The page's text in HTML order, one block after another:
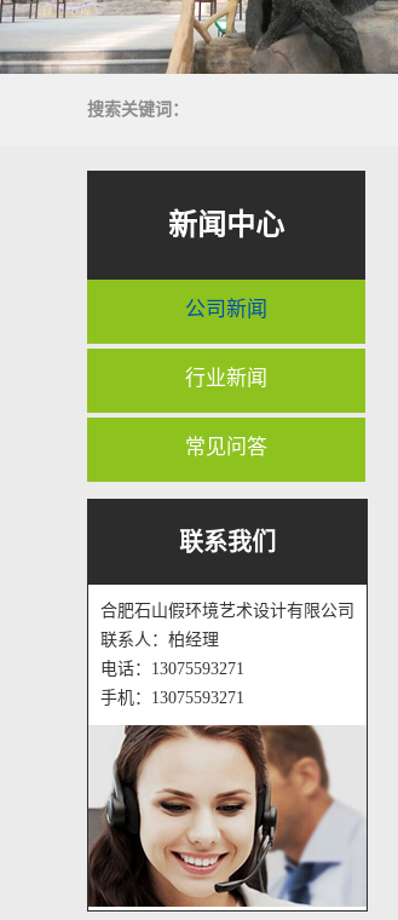
搜索关键词：
新闻中心
公司新闻
行业新闻
常见问答
联系我们
合肥石山假环境艺术设计有限公司
联系人：柏经理
电话：13075593271
手机：13075593271